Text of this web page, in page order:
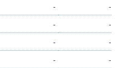
-
-
-
-
-
-
-
-